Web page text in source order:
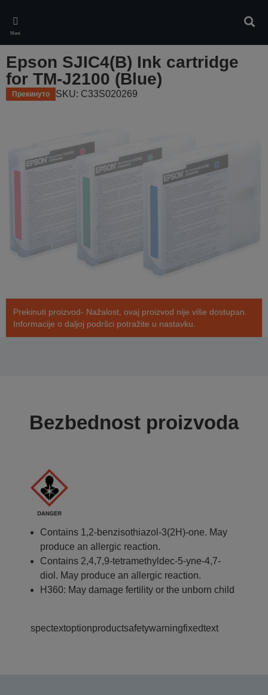
main
content
Meni
Epson SJIC4(B) Ink cartridge
for TM-J2100 (Blue)
Прекинуто SKU: C33S020269
Prekinuti proizvod- Nažalost, ovaj proizvod nije više dostupan.
Informacije o daljoj podršci potražite u nastavku.
Bezbednost proizvoda
Contains 1,2-benzisothiazol-3(2H)-one. May
produce an allergic reaction.
Contains 2,4,7,9-tetramethyldec-5-yne-4,7-
diol. May produce an allergic reaction.
H360: May damage fertility or the unborn child
spectextoptionproductsafetywarningfixedtext